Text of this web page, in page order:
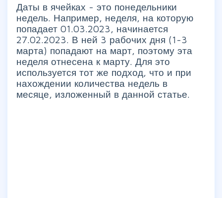
Даты в ячейках - это понедельники
недель. Например, неделя, на которую
попадает 01.03.2023, начинается
27.02.2023. В ней 3 рабочих дня (1-3
марта) попадают на март, поэтому эта
неделя отнесена к марту. Для это
используется тот же подход, что и при
нахождении количества недель в
месяце, изложенный в данной статье.